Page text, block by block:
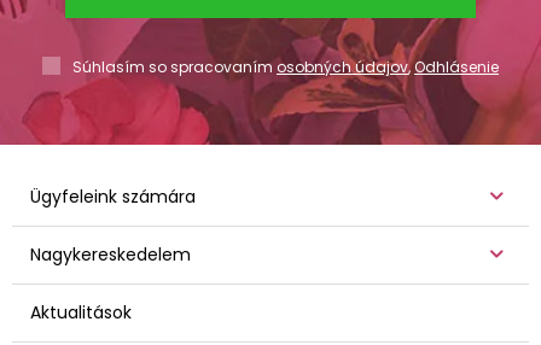
Súhlasím so spracovaním osobných údajov,Odhlásenie
Ügyfeleink számára
Nagykereskedelem
Aktualitások